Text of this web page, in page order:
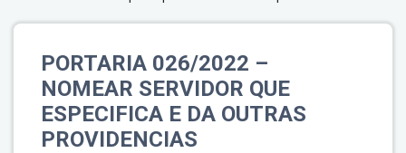
PORTARIA 026/2022 –
NOMEAR SERVIDOR QUE
ESPECIFICA E DA OUTRAS
PROVIDENCIAS